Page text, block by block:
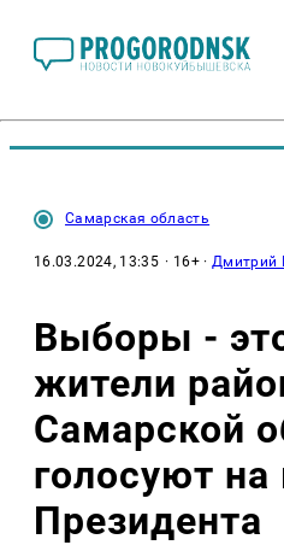
Самарская область
16.03.2024, 13:35 · 16+ ·Дмитрий
Выборы -
жители
Самарской
голосуют
Президента